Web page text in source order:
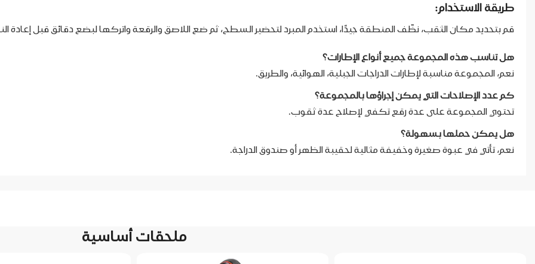
طريقة الاستخدام:
قم بتحديد مكان الثقب، نظّف المنطقة جيدًا، استخدم المبرد لتحضير السطح، ثم ضع اللاصق والرقعة واتركها لبضع دقائق قبل إعادة
هل تناسب هذه المجموعة جميع أنواع الإطارات؟
نعم، المجموعة مناسبة لإطارات الدراجات الجبلية، الهوائية، والطريق.
كم عدد الإصلاحات التي يمكن إجراؤها بالمجموعة؟
تحتوي المجموعة على عدة رقع تكفي لإصلاح عدة ثقوب.
هل يمكن حملها بسهولة؟
نعم، تأتي في عبوة صغيرة وخفيفة مثالية لحقيبة الظهر أو صندوق الدراجة.
ملحقات أساسية